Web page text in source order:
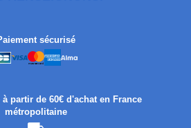
sécurisé
partir de 60€ d'achat en France
métropolitaine